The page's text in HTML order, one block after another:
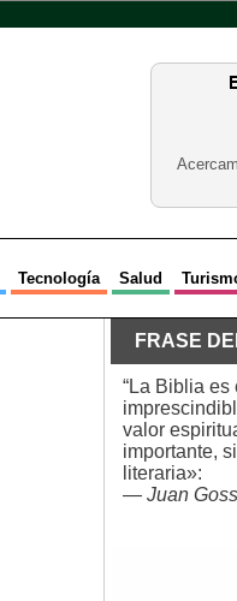
Tecnología Salud
FRASE
“La Biblia
valor
importante,
literaria»:
— Juan